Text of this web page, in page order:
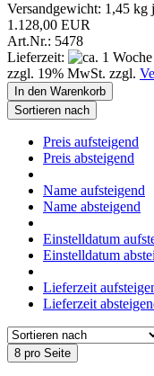
Versandgewicht: 1,45 kg
1.128,00 EUR
Art.Nr.: 5478
Lieferzeit:
zzgl. 19% MwSt. zzgl.
In den Warenkorb
Sortieren nach
Preis aufsteigend
Preis absteigend
Name aufsteigend
Name absteigend
Einstelldatum
Einstelldatum
Lieferzeit
Lieferzeit
8 pro Seite